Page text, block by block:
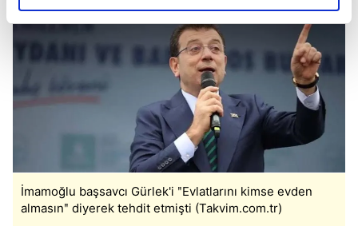
elimizden gelen çabayı gösterdiğimizi ve bu noktada,
reklamların maliyetlerimizi karşılamak noktasında tek gelir
kalemimiz olduğunu sizlere hatırlatmak isteriz.
Her halükârda, kullanıcılar, bu çerezlere izin vermedikleri
takdirde, kullanıcılara hedefli reklamlar
Sizlere daha iyi bir hizmet sunabilmek için İnternet
kullanılmaktadır. Bu çerezler vasıtasıyla çeşitli kişisel
verileriniz işlenmekte olup gerekli olan çerezler bilgi
İmamoğlu başsavcı Gürlek'i ʺEvlatlarını kimse evden
almasınʺ diyerek tehdit etmişti (Takvim.com.tr)